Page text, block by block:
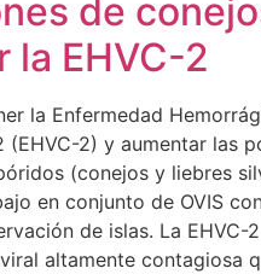
de
la EHVC-2
la Enfermedad
2) y aumentar las
(conejos y liebres
en conjunto de OVIS
de islas. La EHVC-
altamente contagiosa